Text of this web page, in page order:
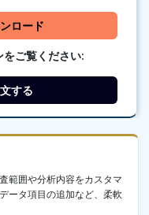
ロード
をご覧ください:
する
範囲や分析内容をカスタマ
ータ項目の追加など、柔軟